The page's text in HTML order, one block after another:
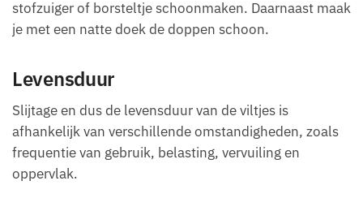
stofzuiger of borsteltje schoonmaken. Daarnaast maak
je met een natte doek de doppen schoon.
Levensduur
Slijtage en dus de levensduur van de viltjes is
afhankelijk van verschillende omstandigheden, zoals
frequentie van gebruik, belasting, vervuiling en
oppervlak.